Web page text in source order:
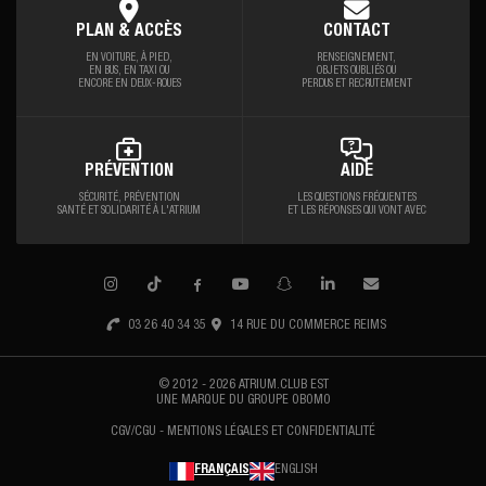
PLAN & ACCÈS
EN VOITURE, À PIED,
EN BUS, EN TAXI OU
ENCORE EN DEUX-ROUES
CONTACT
RENSEIGNEMENT,
OBJETS OUBLIÉS OU
PERDUS ET RECRUTEMENT
PRÉVENTION
SÉCURITÉ, PRÉVENTION
SANTÉ ET SOLIDARITÉ À L'ATRIUM
AIDE
LES QUESTIONS FRÉQUENTES
ET LES RÉPONSES QUI VONT AVEC
03 26 40 34 35 14 RUE DU COMMERCE REIMS
© 2012 - 2026 ATRIUM.CLUB EST
UNE MARQUE DU GROUPE OBOMO
CGV/CGU MENTIONS LÉGALES ET CONFIDENTIALITÉ
FRANÇAIS ENGLISH